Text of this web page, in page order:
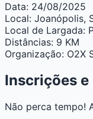
Data: 24/08/2025
Local: Joanópolis,
Local de Largada:
Distâncias: 9 KM
Organização: O2X
Inscrições e
Não perca tempo!